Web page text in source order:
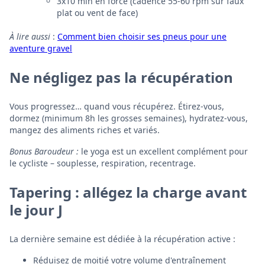
plat ou vent de face)
À lire aussi : Comment bien choisir ses pneus pour une
aventure gravel
Ne négligez pas la récupération
Vous progressez… quand vous récupérez. Étirez-vous,
dormez (minimum 8h les grosses semaines), hydratez-vous,
mangez des aliments riches et variés.
Bonus Baroudeur : le yoga est un excellent complément pour
le cycliste – souplesse, respiration, recentrage.
Tapering : allégez la charge avant
le jour J
La dernière semaine est dédiée à la récupération active :
Réduisez de moitié votre volume d'entraînement